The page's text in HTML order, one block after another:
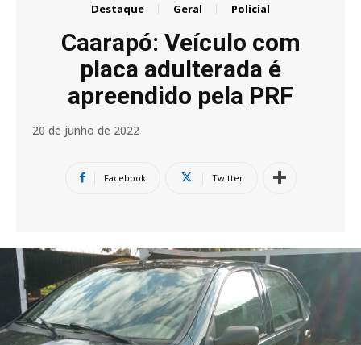
Destaque Geral Policial
Caarapó: Veículo com
placa adulterada é
apreendido pela PRF
20 de junho de 2022
Facebook Twitter